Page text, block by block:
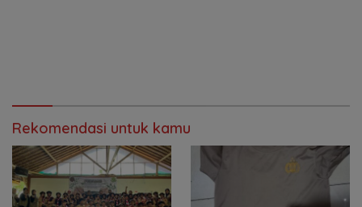
Rekomendasi untuk kamu